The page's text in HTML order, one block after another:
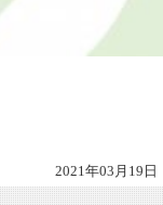
2021年03月19日